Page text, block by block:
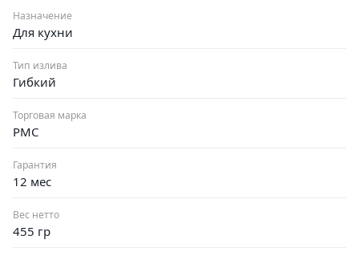
Назначение
Для кухни
Тип излива
Гибкий
Торговая марка
РМС
Гарантия
12 мес
Вес нетто
455 гр